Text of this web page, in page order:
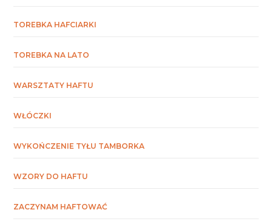
TOREBKA HAFCIARKI
TOREBKA NA LATO
WARSZTATY HAFTU
WŁÓCZKI
WYKOŃCZENIE TYŁU TAMBORKA
WZORY DO HAFTU
ZACZYNAM HAFTOWAĆ